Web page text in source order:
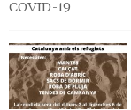
COVID-19